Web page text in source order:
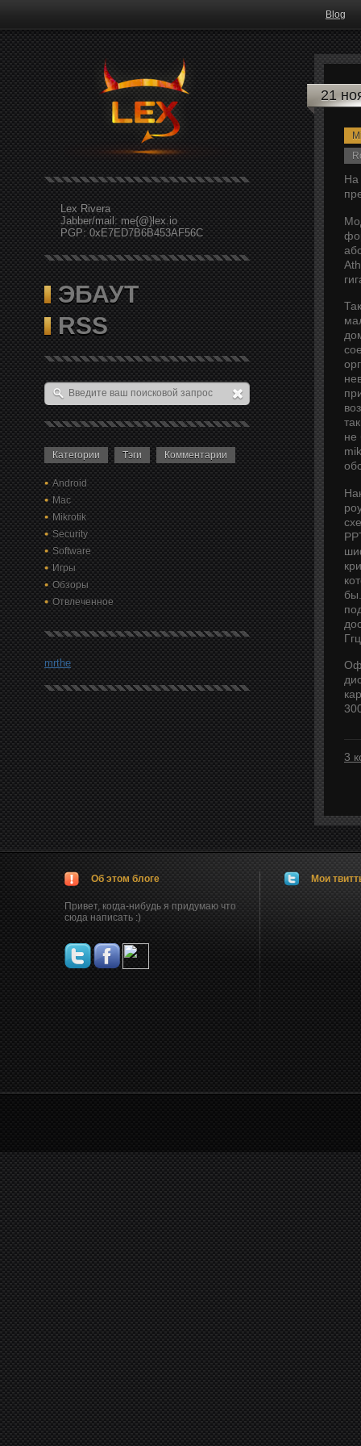
Blog
Lex Rivera
Jabber/mail: me{@}lex.io
PGP: 0xE7ED7B6B453AF56C
ЭБАУТ
RSS
Категории Тэги Комментарии
Android
Mac
Mikrotik
Security
Software
Игры
Обзоры
Отвлеченное
mrthe
21
На
не
3
Об этом блоге
Привет, когда-нибудь я придумаю что
сюда написать :)
Мои